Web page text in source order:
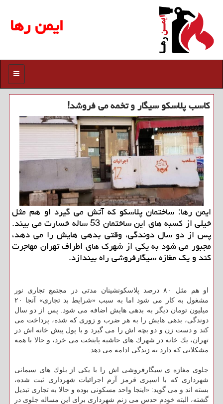
ایمن رها
منو
كاسب پلاسكو سیگار و تخمه می فروشد!
ایمن رها: ساختمان پلاسكو كه آتش می گیرد او هم مثل
خیلی از كسبه های این ساختمان 53 ساله خسارت می بیند.
پس از دو سال دوندگی، وقتی بدهی هایش را می دهد،
مجبور می شود به یكی از شهرك های اطراف تهران مهاجرت
كند و یك مغازه سیگارفروشی راه بیندازد.
او هم مثل ۸۰ درصد پلاسكونشینان مدتی در مجتمع تجاری نور
مشغول به كار می شود اما به سبب «شرایط بد تجاری» آنجا ۲۰
میلیون تومان دیگر به بدهی هایش اضافه می شود. پس از دو سال
دوندگی، بدهی هایش را به هر ضرب و زوری كه شده، پرداخت می
كند و دست زن و دو بچه اش را می گیرد و با پول پیش خانه اش در
تهران، یك خانه در شهرك های حاشیه پایتخت می خرد، و حالا با همه
مشكلاتی كه دارد به زندگی ادامه می دهد.
جلوی مغازه ی سیگارفروشی اش را با یكی از بلوك های سیمانی
شهرداری كه با اسپری قرمز آرم اجرائیات شهرداری ثبت شده،
بسته اند و می گوید: «اینجا واحد مسكونی بوده و حالا به تجاری تبدیل
گشته، البته خودم حدس می زنم شهرداری برای این مساله جلوی در